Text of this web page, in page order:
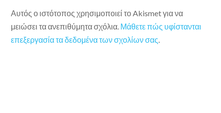
Αυτός ο ιστότοπος χρησιμοποιεί το Akismet για να
μειώσει τα ανεπιθύμητα σχόλια. Μάθετε πώς υφίστανται
επεξεργασία τα δεδομένα των σχολίων σας